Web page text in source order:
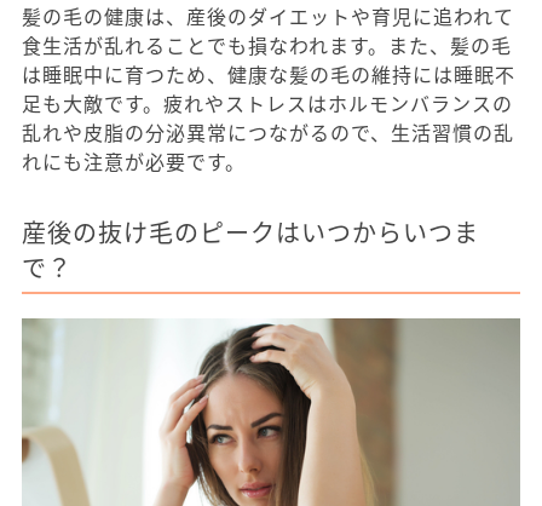
髪の毛の健康は、産後のダイエットや育児に追われて
食生活が乱れることでも損なわれます。また、髪の毛
は睡眠中に育つため、健康な髪の毛の維持には睡眠不
足も大敵です。疲れやストレスはホルモンバランスの
乱れや皮脂の分泌異常につながるので、生活習慣の乱
れにも注意が必要です。
産後の抜け毛のピークはいつからいつま
で？